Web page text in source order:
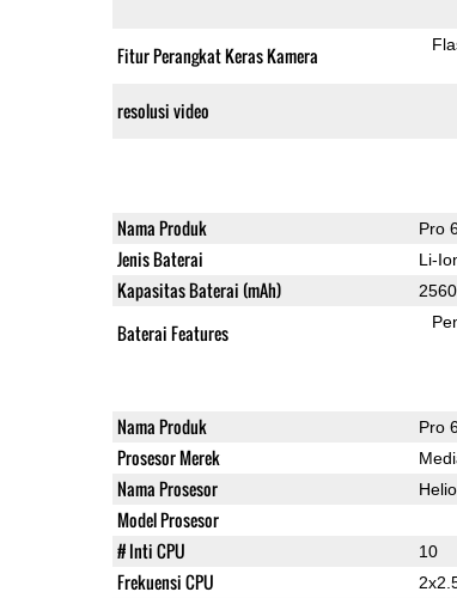
Fitur Perangkat Keras Kamera
resolusi video
Nama Produk Pro
Jenis Baterai Li-
Kapasitas Baterai (mAh)
Baterai Features
Nama Produk Pro
Prosesor Merek
Nama Prosesor
Model Prosesor
# Inti CPU 10
Frekuensi CPU